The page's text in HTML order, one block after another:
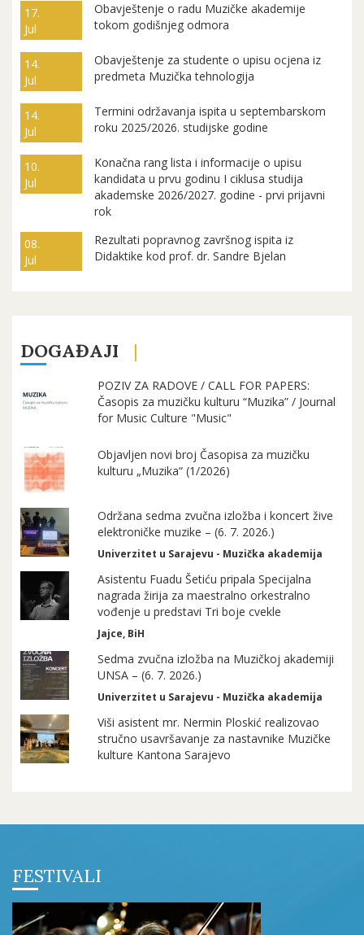
17.
Jul
Obavještenje o radu Muzičke akademije
tokom godišnjeg odmora
14.
Jul
Obavještenje za studente o upisu ocjena iz
predmeta Muzička tehnologija
14.
Jul
Termini održavanja ispita u septembarskom
roku 2025/2026. studijske godine
10.
Jul
Konačna rang lista i informacije o upisu
kandidata u prvu godinu I ciklusa studija
akademske 2026/2027. godine - prvi prijavni
rok
08.
Jul
Rezultati popravnog završnog ispita iz
Didaktike kod prof. dr. Sandre Bjelan
DOGAĐAJI
POZIV ZA RADOVE / CALL FOR PAPERS:
Časopis za muzičku kulturu “Muzika” / Journal
for Music Culture "Music"
Objavljen novi broj Časopisa za muzičku
kulturu „Muzika“ (1/2026)
Održana sedma zvučna izložba i koncert žive
elektroničke muzike – (6. 7. 2026.)
Univerzitet u Sarajevu - Muzička akademija
Asistentu Fuadu Šetiću pripala Specijalna
nagrada žirija za maestralno orkestralno
vođenje u predstavi Tri boje cvekle
Jajce, BiH
Sedma zvučna izložba na Muzičkoj akademiji
UNSA – (6. 7. 2026.)
Univerzitet u Sarajevu - Muzička akademija
Viši asistent mr. Nermin Ploskić realizovao
stručno usavršavanje za nastavnike Muzičke
kulture Kantona Sarajevo
FESTIVALI